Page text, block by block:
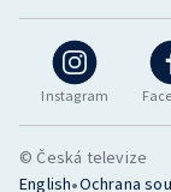
Instagram
© Česká televize
English•Ochrana